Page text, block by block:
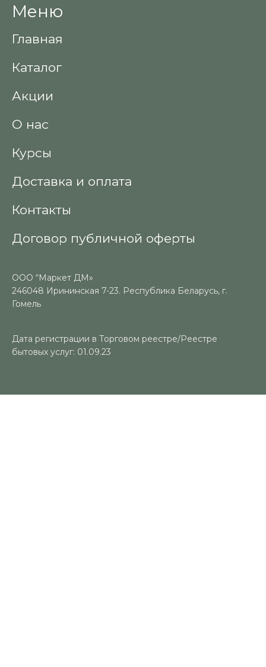
Меню
Главная
Каталог
Акции
О нас
Курсы
Доставка и оплата
Контакты
Договор публичной оферты
ООО “Маркет ДМ»
246048 Ирининская 7-23. Республика Беларусь, г.
Гомель
Дата регистрации в Торговом реестре/Реестре
бытовых услуг: 01.09.23